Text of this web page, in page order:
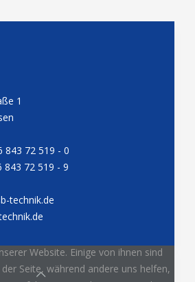
1
843 72 519 - 0
843 72 519 - 9
technik.de
Website. Einige von ihnen sind
Seite, während andere uns helfen,